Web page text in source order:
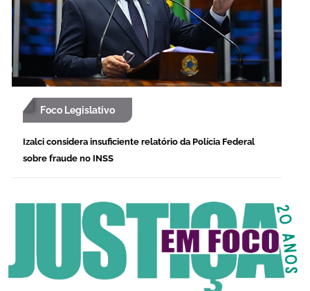
Foco Legislativo
Izalci considera insuficiente relatório da Polícia Federal
sobre fraude no INSS